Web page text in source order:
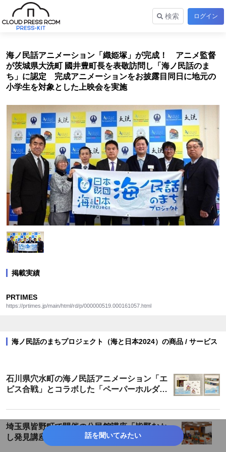
検索 ログイン
海ノ民話アニメーション「織姫塚」が完成！ アニメ監督
が茨城県大洗町 國井豊町長を表敬訪問し「海ノ民話のま
ち」に認定 完成アニメーションをお披露目同日に地元の
小学生を対象とした上映会を実施
掲載実績
PRTIMES
https://prtimes.jp/main/html/rd/p/000000519.000161057.html
海ノ民話のまちプロジェクト（海と日本2024）の商品 / サービス
石川県穴水町の海ノ民話アニメーション「エ
ビス合戦」とコラボした「ペーパーホルダ
埼玉県皆野町で開催の公民館講座「皆野むか
し発見講座」にて海ノ民話アニメーション
「カミの話」を上映・解説しました
話を聞いてみたい